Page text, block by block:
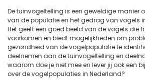
De tuinvogeltelling is een geweldige manier
van de populatie en het gedrag van vogels
Het geeft een goed beeld van de vogels die
voorkomen en biedt mogelijkheden om
gezondheid van de vogelpopulatie te
deelnemen aan de tuinvogeltelling en
waarom doe je niet mee en lever jij ook een
over de vogelpopulaties in Nederland?